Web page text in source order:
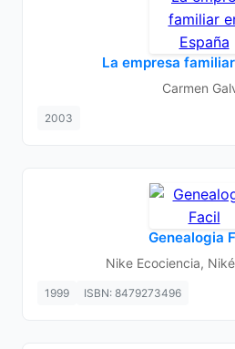
La empresa
Carmen
2003
Genealogia
Nike Ecociencia,
1999 ISBN: 8479273496